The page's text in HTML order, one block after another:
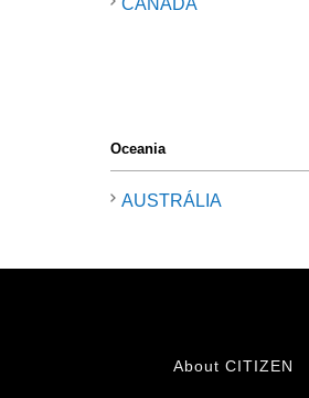
CANADÁ
Oceania
AUSTRÁLIA
About CITIZEN